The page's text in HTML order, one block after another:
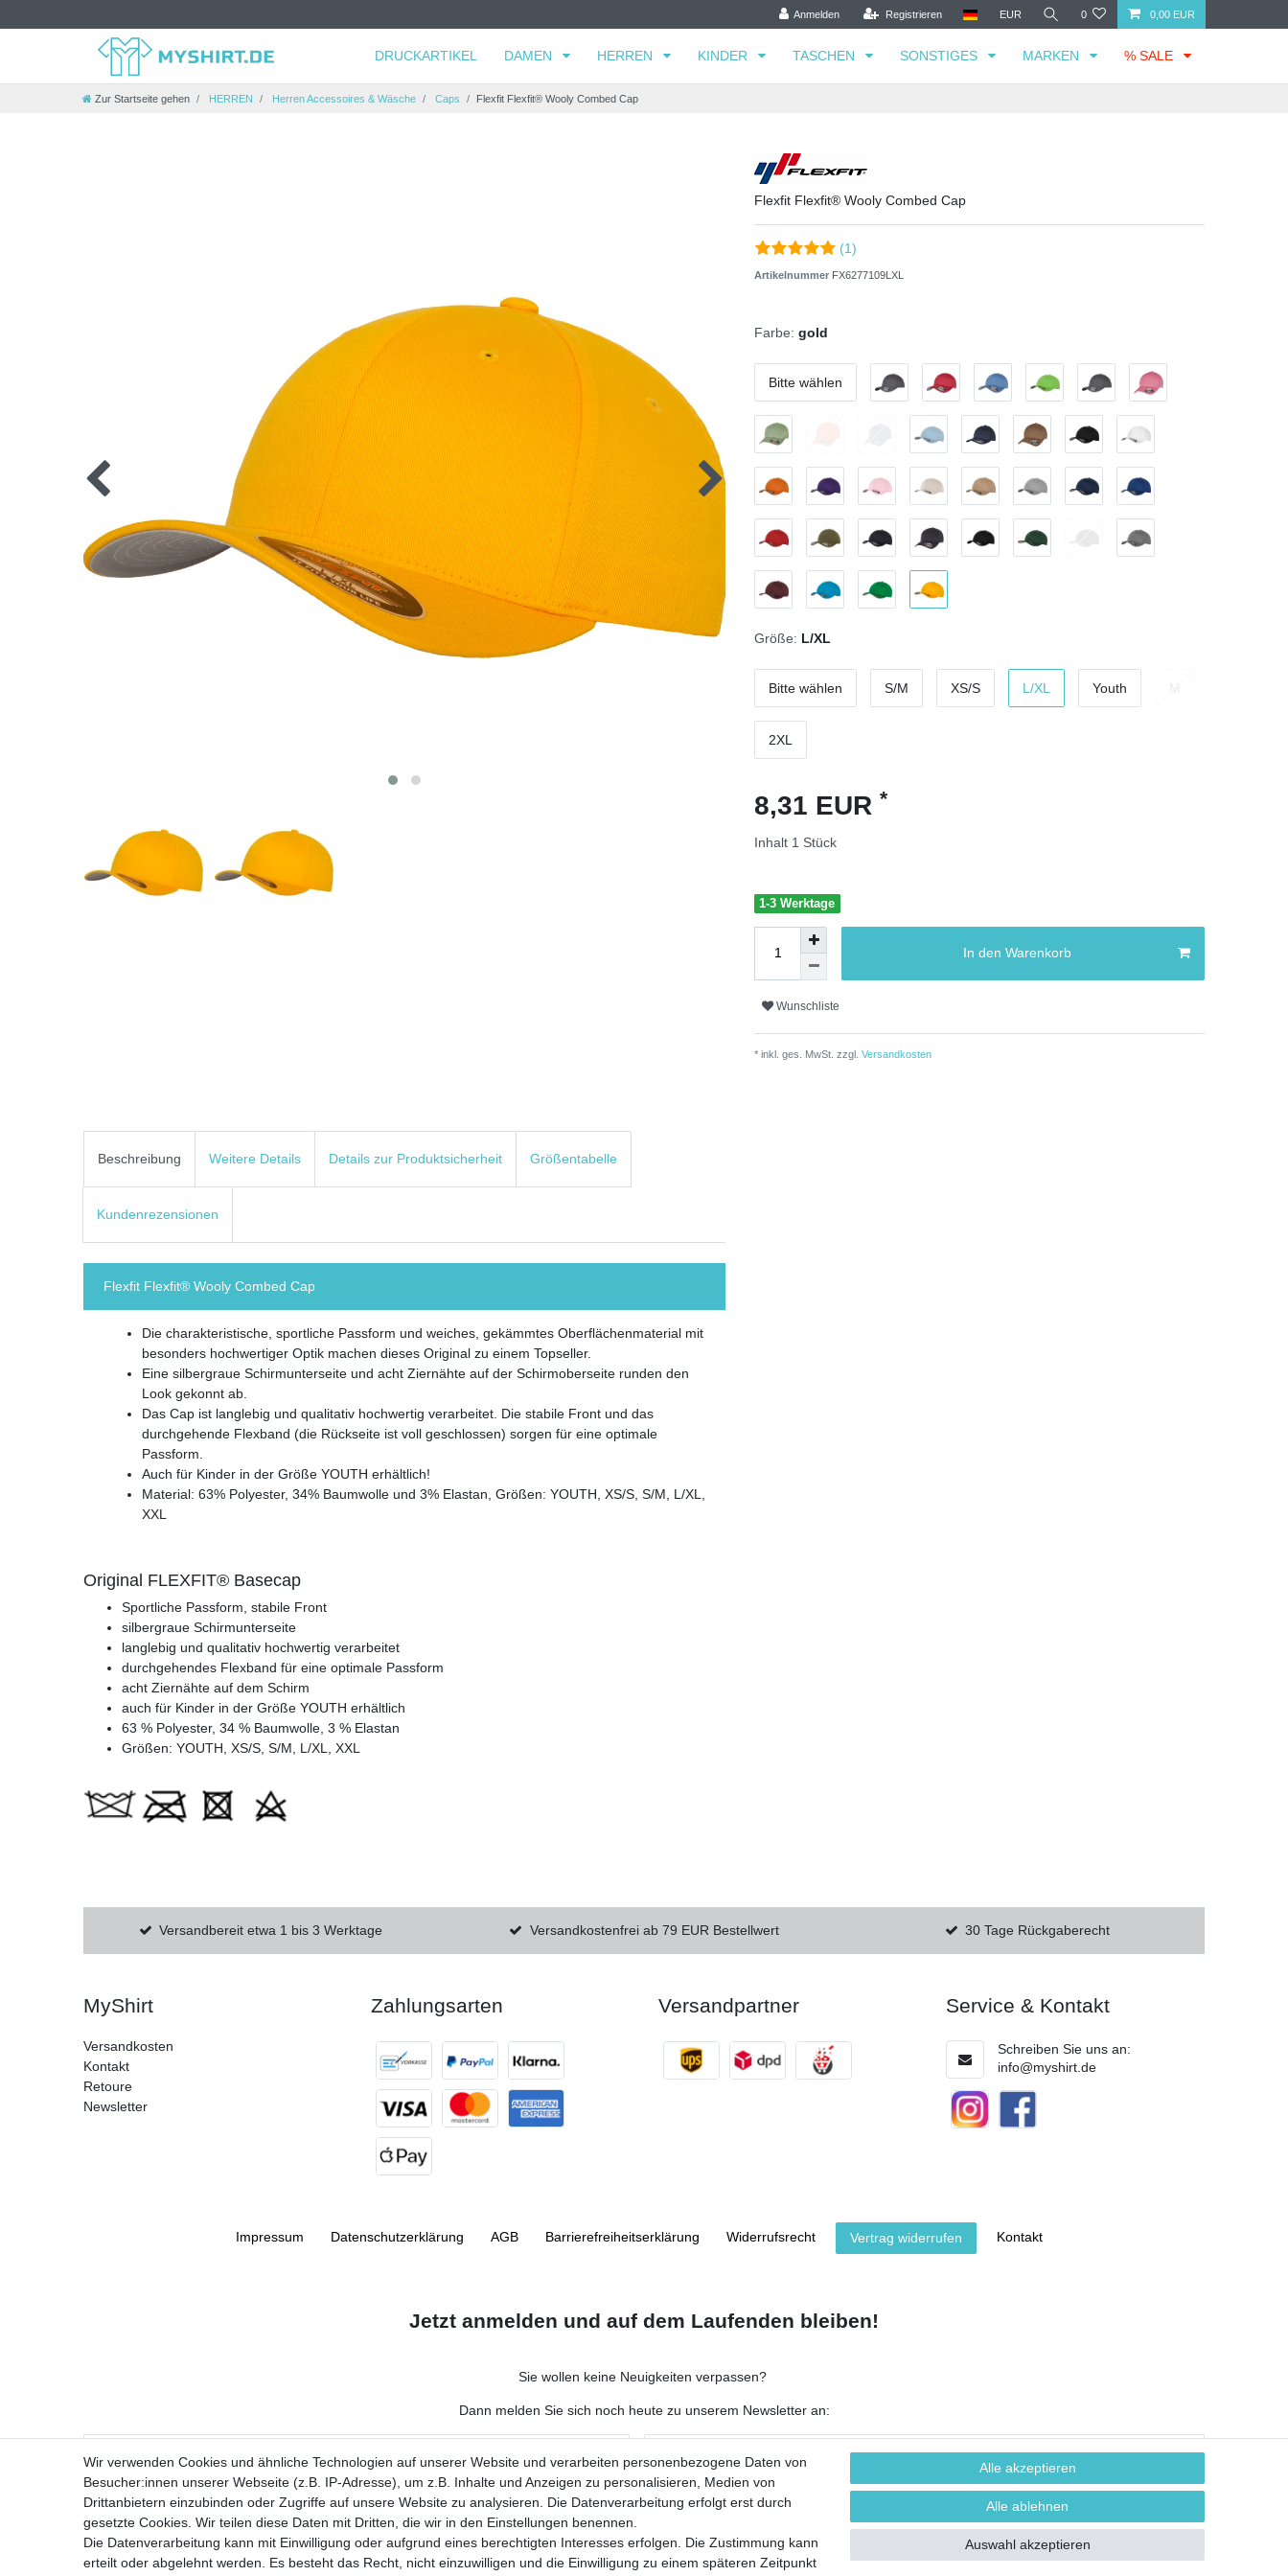
Anmelden Registrieren EUR 0 0,00 EUR
DRUCKARTIKEL DAMEN HERREN KINDER TASCHEN SONSTIGES MARKEN % SALE
Zur Startseite gehen HERREN Herren Accessoires & Wäsche Caps Flexfit Flexfit® Wooly Combed Cap
Flexfit Flexfit® Wooly Combed Cap
(1)
Artikelnummer FX6277109LXL
Farbe: gold
Bitte wählen
Größe: L/XL
Bitte wählen S/M XS/S L/XL Youth
2XL
8,31 EUR *
Inhalt 1 Stück
1-3 Werktage
In den Warenkorb
Wunschliste
* inkl. ges. MwSt. zzgl. Versandkosten
Beschreibung Weitere Details Details zur Produktsicherheit Größentabelle
Kundenrezensionen
Flexfit Flexfit® Wooly Combed Cap
Die charakteristische, sportliche Passform und weiches, gekämmtes Oberflächenmaterial mit
besonders hochwertiger Optik machen dieses Original zu einem Topseller.
Eine silbergraue Schirmunterseite und acht Ziernähte auf der Schirmoberseite runden den
Look gekonnt ab.
Das Cap ist langlebig und qualitativ hochwertig verarbeitet. Die stabile Front und das
durchgehende Flexband (die Rückseite ist voll geschlossen) sorgen für eine optimale
Passform.
Auch für Kinder in der Größe YOUTH erhältlich!
Material: 63% Polyester, 34% Baumwolle und 3% Elastan, Größen: YOUTH, XS/S, S/M, L/XL,
XXL
Original FLEXFIT® Basecap
Sportliche Passform, stabile Front
silbergraue Schirmunterseite
langlebig und qualitativ hochwertig verarbeitet
durchgehendes Flexband für eine optimale Passform
acht Ziernähte auf dem Schirm
auch für Kinder in der Größe YOUTH erhältlich
63 % Polyester, 34 % Baumwolle, 3 % Elastan
Größen: YOUTH, XS/S, S/M, L/XL, XXL
Versandbereit etwa 1 bis 3 Werktage Versandkostenfrei ab 79 EUR Bestellwert 30 Tage Rückgaberecht
MyShirt
Versandkosten
Kontakt
Retoure
Newsletter
Zahlungsarten Versandpartner Service & Kontakt
Schreiben Sie uns an:
info@myshirt.de
Impressum Daten­schutz­erklärung AGB Barrierefreiheitserklärung Widerrufs­recht Vertrag widerrufen Kontakt
Jetzt anmelden und auf dem Laufenden bleiben!
Sie wollen keine Neuigkeiten verpassen?
Dann melden Sie sich noch heute zu unserem Newsletter an:
E-MAIL **
Newsletter
Honig
Ich stimme zu, dass meine personenbezogenen Daten genutzt werden, um werbliche E-Mails zu erhalten, und weiß, dass ich dies jederzeit widerrufen kann.**
Wir verwenden Cookies und ähnliche Technologien auf unserer Website und verarbeiten personenbezogene Daten von
Besucher:innen unserer Webseite (z.B. IP-Adresse), um z.B. Inhalte und Anzeigen zu personalisieren, Medien von
Drittanbietern einzubinden oder Zugriffe auf unsere Website zu analysieren. Die Datenverarbeitung erfolgt erst durch
gesetzte Cookies. Wir teilen diese Daten mit Dritten, die wir in den Einstellungen benennen.
Die Datenverarbeitung kann mit Einwilligung oder aufgrund eines berechtigten Interesses erfolgen. Die Zustimmung kann
erteilt oder abgelehnt werden. Es besteht das Recht, nicht einzuwilligen und die Einwilligung zu einem späteren Zeitpunkt
Alle akzeptieren
Alle ablehnen
Auswahl akzeptieren